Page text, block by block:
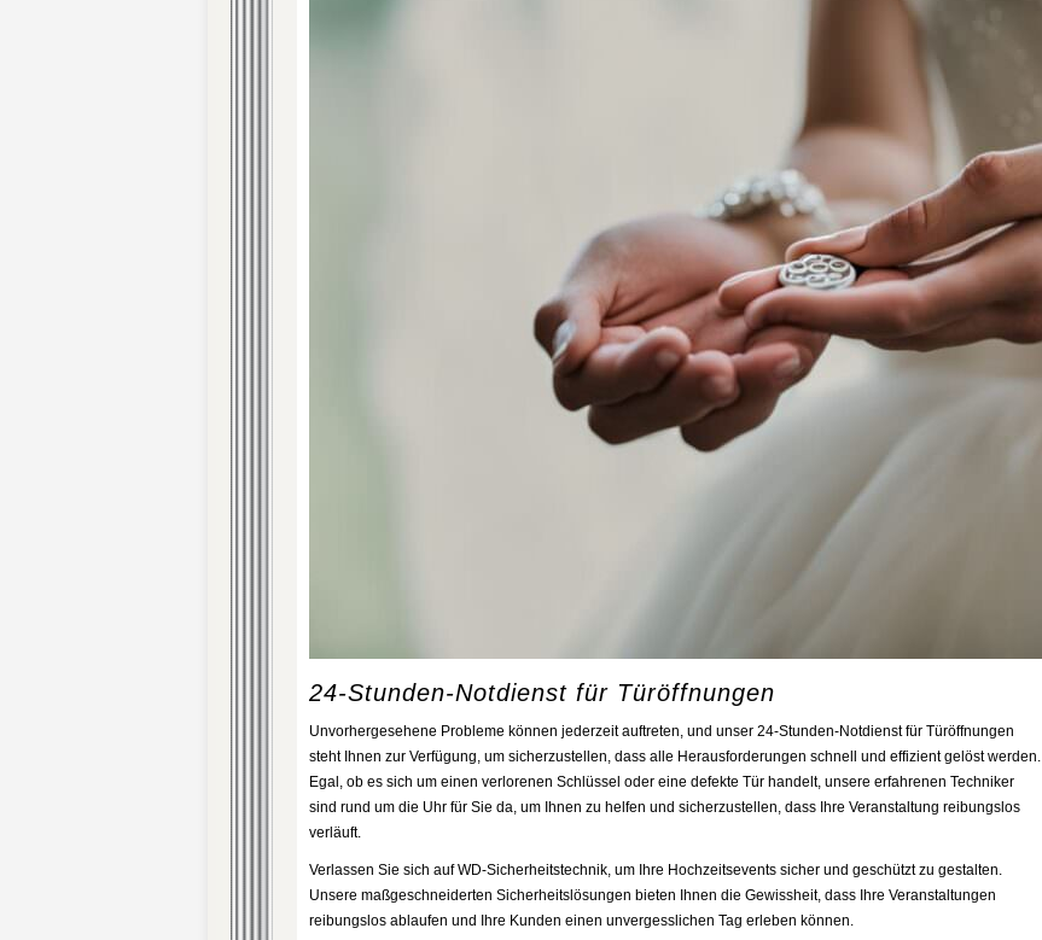
24-Stunden-Notdienst für Türöffnungen
Unvorhergesehene Probleme können jederzeit auftreten, und unser 24-Stunden-Notdienst für Türöffnungen
steht Ihnen zur Verfügung, um sicherzustellen, dass alle Herausforderungen schnell und effizient gelöst werden.
Egal, ob es sich um einen verlorenen Schlüssel oder eine defekte Tür handelt, unsere erfahrenen Techniker
sind rund um die Uhr für Sie da, um Ihnen zu helfen und sicherzustellen, dass Ihre Veranstaltung reibungslos
verläuft.
Verlassen Sie sich auf WD-Sicherheitstechnik, um Ihre Hochzeitsevents sicher und geschützt zu gestalten.
Unsere maßgeschneiderten Sicherheitslösungen bieten Ihnen die Gewissheit, dass Ihre Veranstaltungen
reibungslos ablaufen und Ihre Kunden einen unvergesslichen Tag erleben können.